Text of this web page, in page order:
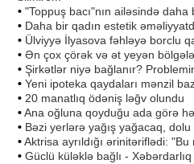
• "Toppuş bacı"nın ailəsində daha
• Daha bir qadın estetik
• Ülviyyə İlyasova fəhləyə borclu
• Ən çox çörək və ət yeyən
• Şirkətlər niyə bağlanır?
• Yeni ipoteka qaydaları mənzil
• 20 manatlıq ödəniş ləğv olundu
•Ana oğluna qoyduğu ada görə
• Bəzi yerlərə yağış yağacaq,
•Aktrisa ayrıldığı ərinitəriflədi: "Bu
• Güclü küləklə bağlı - Xəbərdarlıq